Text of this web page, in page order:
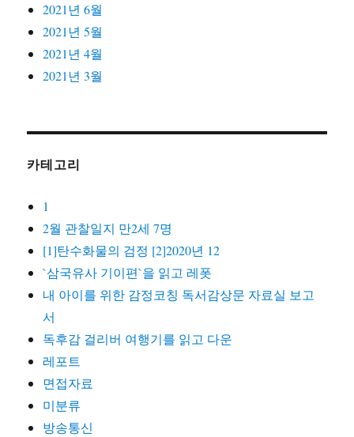
2021년 6월
2021년 5월
2021년 4월
2021년 3월
카테고리
1
2월 관찰일지 만2세 7명
[1]탄수화물의 검정 [2]2020년 12
`삼국유사 기이편`을 읽고 레폿
내 아이를 위한 감정코칭 독서감상문 자료실 보고
서
독후감 걸리버 여행기를 읽고 다운
레포트
면접자료
미분류
방송통신